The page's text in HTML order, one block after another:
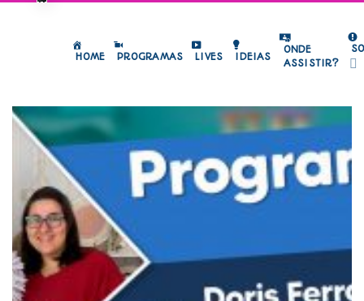
HOME PROGRAMAS LIVES IDEIAS
ONDE
ASSISTIR?